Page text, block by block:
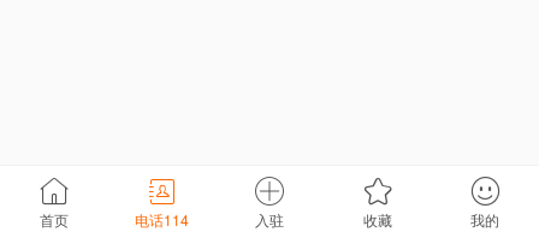
首页 电话114 入驻 收藏 我的